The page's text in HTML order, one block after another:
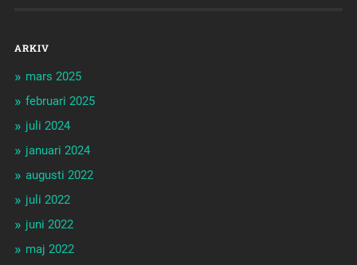
ARKIV
mars 2025
februari 2025
juli 2024
januari 2024
augusti 2022
juli 2022
juni 2022
maj 2022